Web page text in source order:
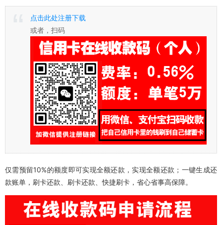
点击此处注册下载
或者，扫码
仅需预留10%的额度即可实现全额还款，实现全额还款；一键生成还
款账单，刷卡还款、刷卡还款、快捷刷卡，省心省事高保障。